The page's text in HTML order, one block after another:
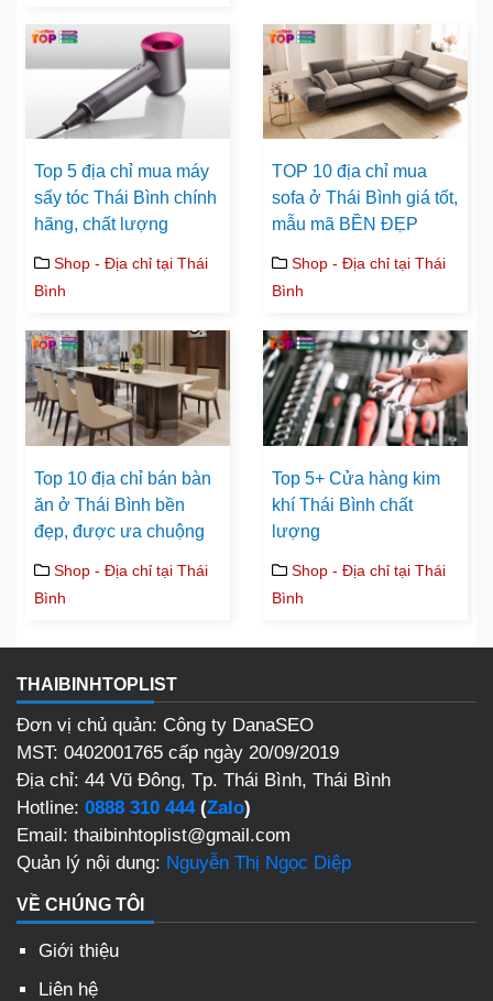
Top 5 địa chỉ mua máy
sấy tóc Thái Bình chính
hãng, chất lượng
Shop - Địa chỉ tại Thái
Bình
TOP 10 địa chỉ mua
sofa ở Thái Bình giá tốt,
mẫu mã BỀN ĐẸP
Shop - Địa chỉ tại Thái
Bình
Top 10 địa chỉ bán bàn
ăn ở Thái Bình bền
đẹp, được ưa chuộng
Shop - Địa chỉ tại Thái
Bình
Top 5+ Cửa hàng kim
khí Thái Bình chất
lượng
Shop - Địa chỉ tại Thái
Bình
THAIBINHTOPLIST
Đơn vị chủ quản: Công ty DanaSEO
MST: 0402001765 cấp ngày 20/09/2019
Địa chỉ: 44 Vũ Đông, Tp. Thái Bình, Thái Bình
Hotline: 0888 310 444(Zalo)
Email: thaibinhtoplist@gmail.com
Quản lý nội dung: Nguyễn Thị Ngọc Diệp
VỀ CHÚNG TÔI
Giới thiệu
Liên hệ